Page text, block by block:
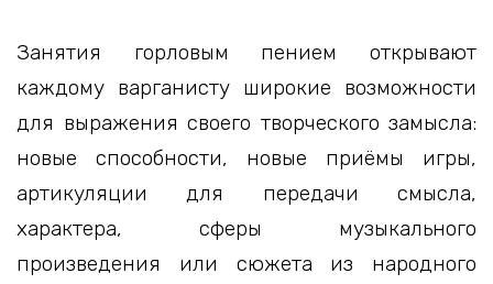
Занятия горловым пением открывают
каждому варганисту широкие возможности
для выражения своего творческого замысла:
новые способности, новые приёмы игры,
артикуляции для передачи смысла,
характера, сферы музыкального
произведения или сюжета из народного